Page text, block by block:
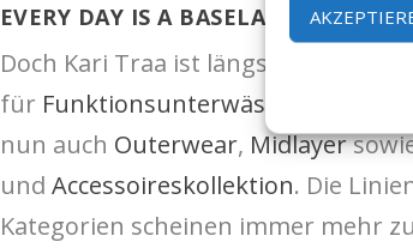
EVERY DAY IS A BASELAYER DAY!
Doch Kari Traa ist längst mehr nur
für Funktionsunterwäsche
nun auch Outerwear, Midlayer
und Accessoireskollektion. Die
Kategorien scheinen immer mehr